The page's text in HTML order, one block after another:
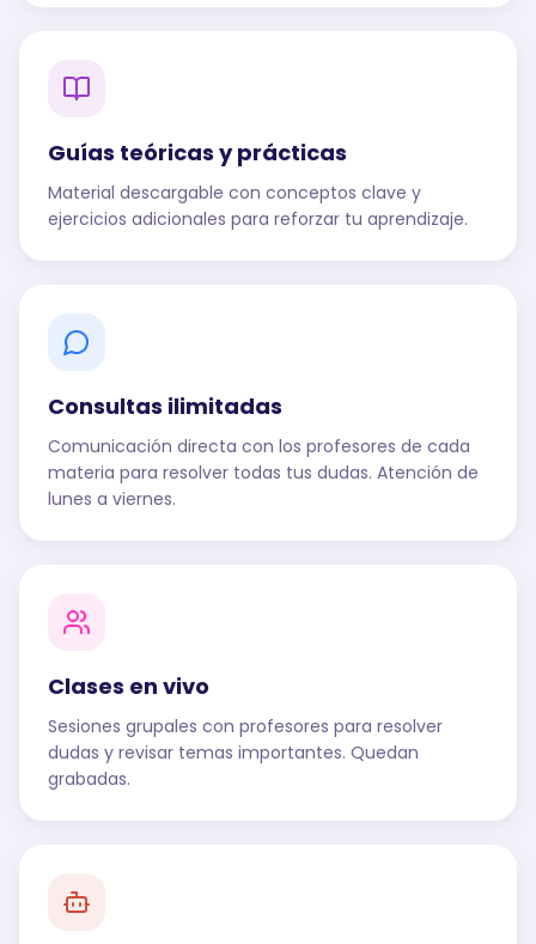
Guías teóricas y prácticas
Material descargable con conceptos clave y
ejercicios adicionales para reforzar tu aprendizaje.
Consultas ilimitadas
Comunicación directa con los profesores de cada
materia para resolver todas tus dudas. Atención de
lunes a viernes.
Clases en vivo
Sesiones grupales con profesores para resolver
dudas y revisar temas importantes. Quedan
grabadas.